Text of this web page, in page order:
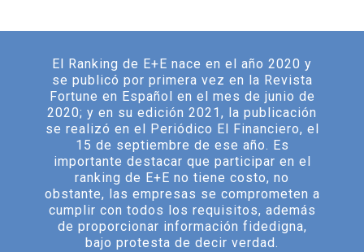
El ranking de las empresas más éticas
El Ranking de E+E nace en el año 2020 y
se publicó por primera vez en la Revista
Fortune en Español en el mes de junio de
2020; y en su edición 2021, la publicación
se realizó en el Periódico El Financiero, el
15 de septiembre de ese año. Es
importante destacar que participar en el
ranking de E+E no tiene costo, no
obstante, las empresas se comprometen a
cumplir con todos los requisitos, además
de proporcionar información fidedigna,
bajo protesta de decir verdad.